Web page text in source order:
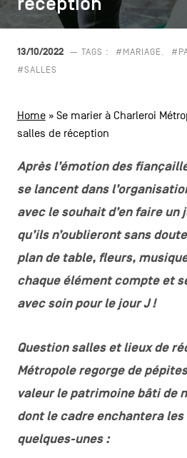
secondaire
POLITIQUE VIE PRIVÉE
FR NL EN
13/10/2022 — TAGS : #MARIAGE
#SALLES
Home» Se marier à Charleroi
salles de réception
Après l’émotion des
se lancent dans
avec le souhait d’en faire
qu’ils n’oublieront sans
plan de table, fleurs,
chaque élément compte et
avec soin pour le jour J !
Question salles et lieux de
Métropole regorge de
valeur le patrimoine bâti de
dont le cadre enchantera
quelques-unes :